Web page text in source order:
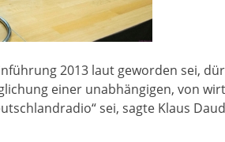
2013 laut geworden sei,
einer unabhängigen, von
sei, sagte Klaus